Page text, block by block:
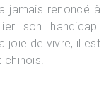
jamais renoncé à
son handicap.
joie de vivre, il est
chinois.